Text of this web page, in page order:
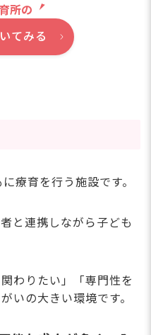
所の
てみる
療育を行う施設です。
と連携しながら子ども
わりたい」「専門性を
いの大きい環境です。